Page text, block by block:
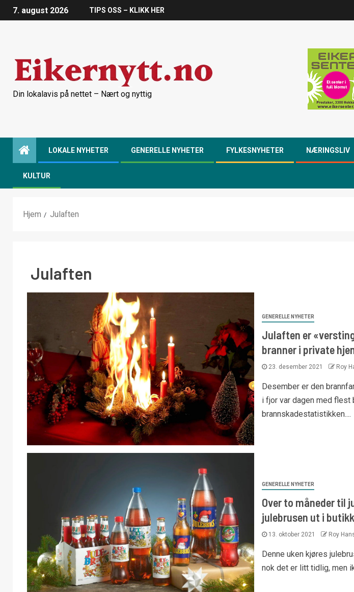
7. august 2026 TIPS OSS – KLIKK HER
Din lokalavis på nettet – Nært og nyttig
LOKALE NYHETER GENERELLE NYHETER FYLKESNYHETER NÆRINGSLIV
KULTUR
Hjem Julaften
Julaften
GENERELLE NYHETER
Julaften er
branner i private
23. desember 2021 Roy
Desember er den
i fjor var dagen med flest
brannskadestatistikken....
GENERELLE NYHETER
Over to måneder til
julebrusen ut i
13. oktober 2021 Roy
Denne uken kjøres
nok det er litt tidlig, men